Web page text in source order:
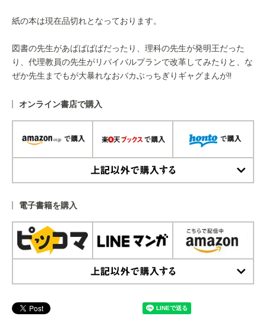
紙の本は現在品切れとなっております。
図書の先生があばばばばだったり、理科の先生が発明王だった
り、代理教員の先生がリバイバルプランで改革してみたりと、な
ぜか先生までもが大暴れなおバカぶっちぎりギャグまんが!!
オンライン書店で購入
電子書籍を購入